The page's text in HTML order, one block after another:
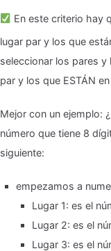
En este criterio hay
lugar par y los que
seleccionar los pares y
par y los que ESTÁN
Mejor con un ejemplo:
número que tiene 8
siguiente:
empezamos a
Lugar 1: es el
Lugar 2: es el
Lugar 3: es el